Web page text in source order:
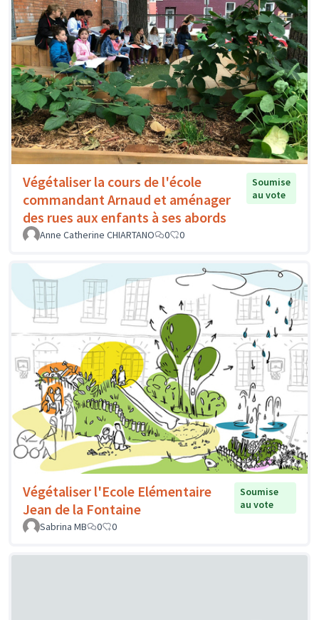
Végétaliser la cours de l'école
commandant Arnaud et aménager
des rues aux enfants à ses abords
Soumise
au vote
Anne Catherine CHIARTANO 0 0
Végétaliser l'Ecole Elémentaire
Jean de la Fontaine
Soumise
au vote
Sabrina MB
0 0